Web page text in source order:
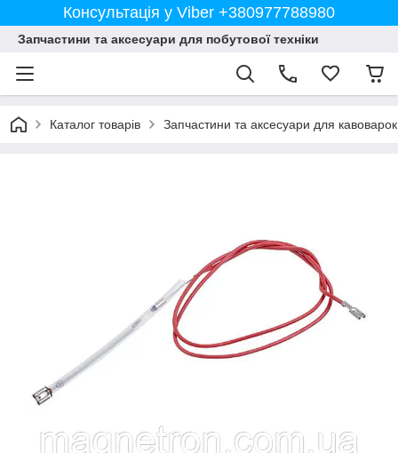
Консультація у Viber +380977788980
Запчастини та аксесуари для побутової техніки
Каталог товарів Запчастини та аксесуари для